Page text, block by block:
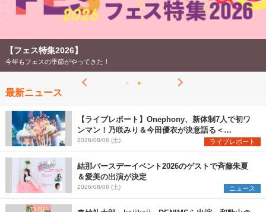
【フェス特集2026】
今年もフェスの季節がやってきた！
最新ニュース
【ライブレポート】Onephony、新体制7人で初ワ
ンマン！乃咲みり＆今田優衣が決意語る＜
Onephony新体制1st Oneman Live はじまりの夏
＞
2026/08/08 (土) ライブレポート
結那バースデーイベント2026のゲストで斉藤朱夏
＆愛美の出演が決定
2026/08/08 (土) ニュース